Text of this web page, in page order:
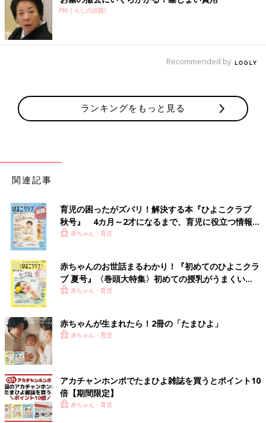
PR(くらしの話題)
Recommended by
ランキングをもっと見る
関連記事
育児の困ったがズバリ！解決する本『ひよこクラブ
秋号』 4カ月～2才になるまで、育児に役立つ情報が
いっぱい！
赤ちゃん・育児
赤ちゃんのお世話まるわかり！『初めてのひよこクラ
ブ 夏号』〈巻頭大特集〉初めての授乳がうまくい
く！ おっぱい・ミルクの基本と夏のトラブル 解決テ
赤ちゃん・育児
赤ちゃんが生まれたら！2冊の「たまひよ」
赤ちゃん・育児
アカチャンホンポでたまひよ雑誌を買うとポイント10
倍【期間限定】
赤ちゃん・育児